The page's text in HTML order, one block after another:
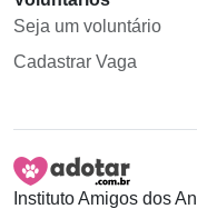
Seja um voluntário
Cadastrar Vaga
Instituto Amigos dos